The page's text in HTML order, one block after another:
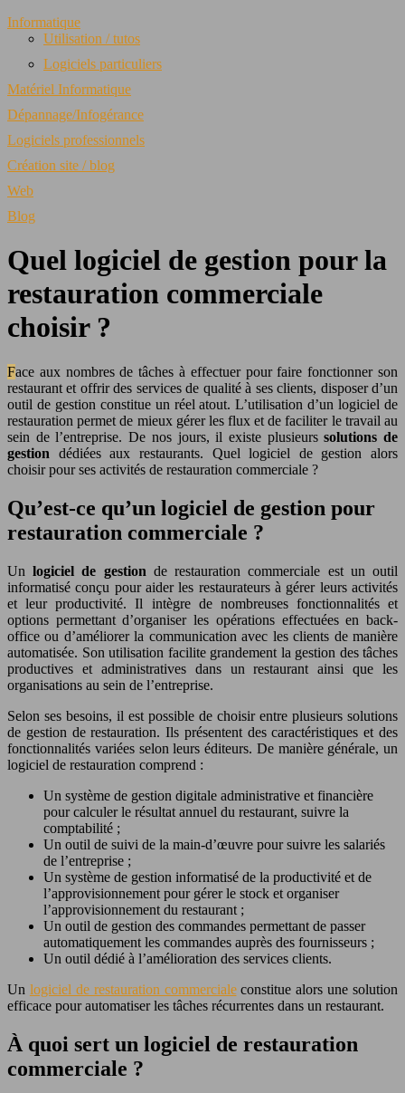
Informatique
Utilisation / tutos
Logiciels particuliers
Matériel Informatique
Dépannage/Infogérance
Logiciels professionnels
Création site / blog
Web
Blog
Quel logiciel de gestion pour la
restauration commerciale
choisir ?
Face aux nombres de tâches à effectuer pour faire fonctionner son
restaurant et offrir des services de qualité à ses clients, disposer d’un
outil de gestion constitue un réel atout. L’utilisation d’un logiciel de
restauration permet de mieux gérer les flux et de faciliter le travail au
sein de l’entreprise. De nos jours, il existe plusieurssolutions de
gestion dédiées aux restaurants. Quel logiciel de gestion alors
choisir pour ses activités de restauration commerciale ?
Qu’est-ce qu’un logiciel de gestion pour
restauration commerciale ?
Unlogiciel de gestion de restauration commerciale est un outil
informatisé conçu pour aider les restaurateurs à gérer leurs activités
et leur productivité. Il intègre de nombreuses fonctionnalités et
options permettant d’organiser les opérations effectuées en back-
office ou d’améliorer la communication avec les clients de manière
automatisée. Son utilisation facilite grandement la gestion des tâches
productives et administratives dans un restaurant ainsi que les
organisations au sein de l’entreprise.
Selon ses besoins, il est possible de choisir entre plusieurs solutions
de gestion de restauration. Ils présentent des caractéristiques et des
fonctionnalités variées selon leurs éditeurs. De manière générale, un
logiciel de restauration comprend :
Un système de gestion digitale administrative et financière
pour calculer le résultat annuel du restaurant, suivre la
comptabilité ;
Un outil de suivi de la main-d’œuvre pour suivre les salariés
de l’entreprise ;
Un système de gestion informatisé de la productivité et de
l’approvisionnement pour gérer le stock et organiser
l’approvisionnement du restaurant ;
Un outil de gestion des commandes permettant de passer
automatiquement les commandes auprès des fournisseurs ;
Un outil dédié à l’amélioration des services clients.
Un logiciel de restauration commercialeconstitue alors une solution
efficace pour automatiser les tâches récurrentes dans un restaurant.
À quoi sert un logiciel de restauration
commerciale ?